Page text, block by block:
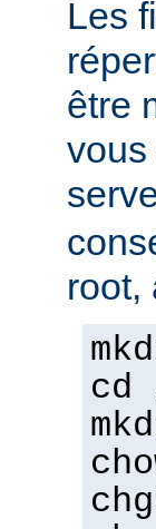
Les
être
root,
cd